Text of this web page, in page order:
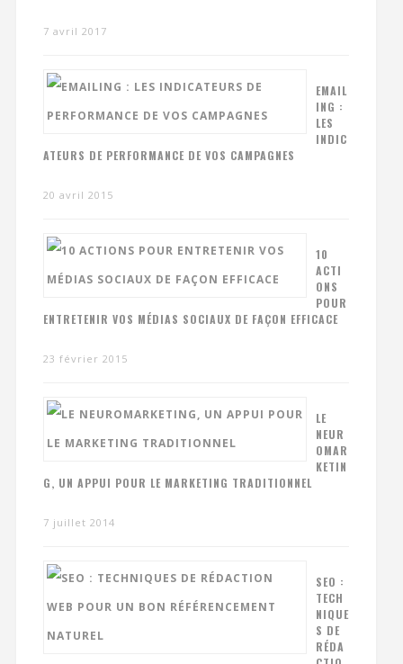
7 avril 2017
EMAIL
ING :
LES
INDIC
ATEURS DE PERFORMANCE DE VOS CAMPAGNES
20 avril 2015
10
ACTI
ONS
POUR
ENTRETENIR VOS MÉDIAS SOCIAUX DE FAÇON EFFICACE
23 février 2015
LE
NEUR
OMAR
KETIN
G, UN APPUI POUR LE MARKETING TRADITIONNEL
7 juillet 2014
SEO :
TECH
NIQUE
S DE
RÉDA